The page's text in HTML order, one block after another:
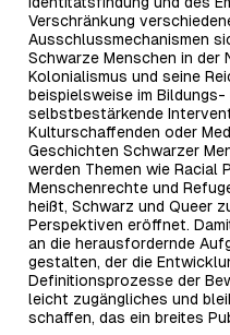
Verschränkung
Ausschlussmechanismen
Schwarze Menschen in der
Kolonialismus und seine
beispielsweise im
selbstbestärkende
Kulturschaffenden oder
Geschichten Schwarzer
werden Themen wie Racial
Menschenrechte und
heißt, Schwarz und Queer
Perspektiven eröffnet.
an die herausfordernde
gestalten, der die
Definitionsprozesse der
leicht zugängliches und
schaffen, das ein breites